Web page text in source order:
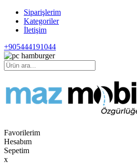
Siparişlerim
Kategoriler
İletişim
+905444191044
Favorilerim
Hesabım
Sepetim
x